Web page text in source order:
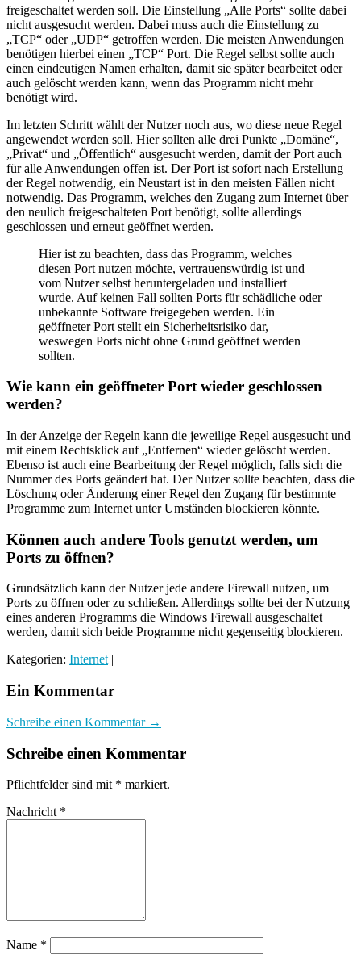
freigeschaltet werden soll. Die Einstellung „Alle Ports“ sollte dabei
nicht ausgesucht werden. Dabei muss auch die Einstellung zu
„TCP“ oder „UDP“ getroffen werden. Die meisten Anwendungen
benötigen hierbei einen „TCP“ Port. Die Regel selbst sollte auch
einen eindeutigen Namen erhalten, damit sie später bearbeitet oder
auch gelöscht werden kann, wenn das Programm nicht mehr
benötigt wird.
Im letzten Schritt wählt der Nutzer noch aus, wo diese neue Regel
angewendet werden soll. Hier sollten alle drei Punkte „Domäne“,
„Privat“ und „Öffentlich“ ausgesucht werden, damit der Port auch
für alle Anwendungen offen ist. Der Port ist sofort nach Erstellung
der Regel notwendig, ein Neustart ist in den meisten Fällen nicht
notwendig. Das Programm, welches den Zugang zum Internet über
den neulich freigeschalteten Port benötigt, sollte allerdings
geschlossen und erneut geöffnet werden.
Hier ist zu beachten, dass das Programm, welches
diesen Port nutzen möchte, vertrauenswürdig ist und
vom Nutzer selbst heruntergeladen und installiert
wurde. Auf keinen Fall sollten Ports für schädliche oder
unbekannte Software freigegeben werden. Ein
geöffneter Port stellt ein Sicherheitsrisiko dar,
weswegen Ports nicht ohne Grund geöffnet werden
sollten.
Wie kann ein geöffneter Port wieder geschlossen
werden?
In der Anzeige der Regeln kann die jeweilige Regel ausgesucht und
mit einem Rechtsklick auf „Entfernen“ wieder gelöscht werden.
Ebenso ist auch eine Bearbeitung der Regel möglich, falls sich die
Nummer des Ports geändert hat. Der Nutzer sollte beachten, dass die
Löschung oder Änderung einer Regel den Zugang für bestimmte
Programme zum Internet unter Umständen blockieren könnte.
Können auch andere Tools genutzt werden, um
Ports zu öffnen?
Grundsätzlich kann der Nutzer jede andere Firewall nutzen, um
Ports zu öffnen oder zu schließen. Allerdings sollte bei der Nutzung
eines anderen Programms die Windows Firewall ausgeschaltet
werden, damit sich beide Programme nicht gegenseitig blockieren.
Kategorien: Internet |
Ein Kommentar
Schreibe einen Kommentar →
Schreibe einen Kommentar
Pflichtfelder sind mit * markiert.
Nachricht *
Name *